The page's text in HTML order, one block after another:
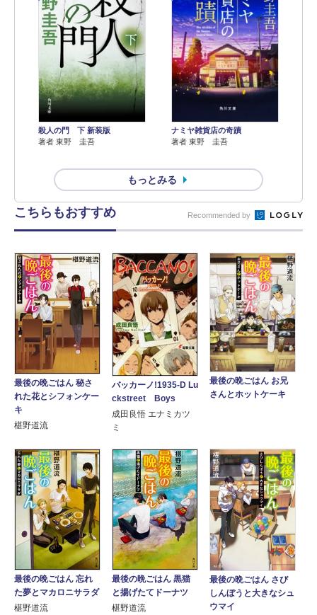
殺人の門 下 新装版
著者 東野 圭吾
ナミヤ雑貨店の奇蹟
著者 東野 圭吾
もっとみる
こちらもおすすめ Recommended by
最後の晩ごはん 秘さ
れた花とシフォンケー
キ
椹野道流
バッカーノ!1935-D Lu
ckstreet Boys
成田良悟 エナミカツ
ミ
最後の晩ごはん お兄
さんとホットケーキ
最後の晩ごはん 忘れ
た夢とマカロニサラダ
椹野道流
最後の晩ごはん 黒猫
と揚げたてドーナツ
椹野道流
最後の晩ごはん さび
しんぼうと大きなシュ
ウマイ